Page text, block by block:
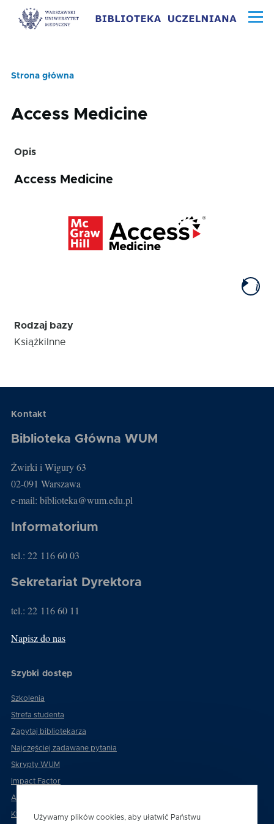
Przejdź do treści
Menu
nawigacyjna
Strona główna
Access Medicine
Opis
Access Medicine
i
Rodzaj bazy
Książki Inne
Kontakt
Biblioteka Główna WUM
Żwirki i Wigury 63
02-091 Warszawa
e-mail: biblioteka@wum.edu.pl
Informatorium
tel.: 22 116 60 03
Sekretariat Dyrektora
tel.: 22 116 60 11
Napisz do nas
Szybki dostęp
Szkolenia
Strefa studenta
Zapytaj bibliotekarza
Najczęściej zadawane pytania
Skrypty WUM
Impact Factor
Atena
Kwartyle instrukcja
Używamy plików cookies, aby ułatwić Państwu